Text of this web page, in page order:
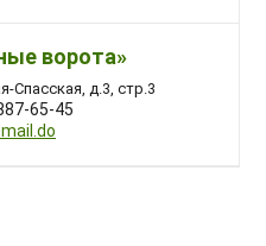
ворота»
Спасская, д.3, стр.3
65-45